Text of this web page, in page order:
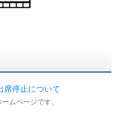
席停止について
ムページです。